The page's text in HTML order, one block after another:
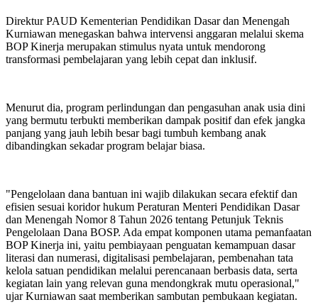
Direktur PAUD Kementerian Pendidikan Dasar dan Menengah
Kurniawan menegaskan bahwa intervensi anggaran melalui skema
BOP Kinerja merupakan stimulus nyata untuk mendorong
transformasi pembelajaran yang lebih cepat dan inklusif.
Menurut dia, program perlindungan dan pengasuhan anak usia dini
yang bermutu terbukti memberikan dampak positif dan efek jangka
panjang yang jauh lebih besar bagi tumbuh kembang anak
dibandingkan sekadar program belajar biasa.
"Pengelolaan dana bantuan ini wajib dilakukan secara efektif dan
efisien sesuai koridor hukum Peraturan Menteri Pendidikan Dasar
dan Menengah Nomor 8 Tahun 2026 tentang Petunjuk Teknis
Pengelolaan Dana BOSP. Ada empat komponen utama pemanfaatan
BOP Kinerja ini, yaitu pembiayaan penguatan kemampuan dasar
literasi dan numerasi, digitalisasi pembelajaran, pembenahan tata
kelola satuan pendidikan melalui perencanaan berbasis data, serta
kegiatan lain yang relevan guna mendongkrak mutu operasional,"
ujar Kurniawan saat memberikan sambutan pembukaan kegiatan.